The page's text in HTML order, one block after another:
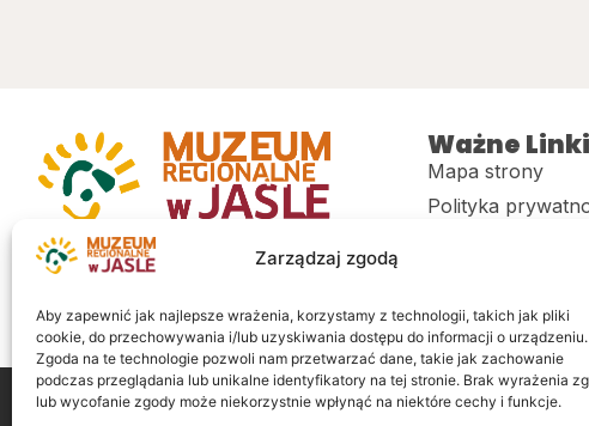
Zarządzaj zgodą
Aby zapewnić jak najlepsze wrażenia, korzystamy z technologii, takich jak pliki
cookie, do przechowywania i/lub uzyskiwania dostępu do informacji o urządzeniu.
Zgoda na te technologie pozwoli nam przetwarzać dane, takie jak zachowanie
podczas przeglądania lub unikalne identyfikatory na tej stronie. Brak wyrażenia
lub wycofanie zgody może niekorzystnie wpłynąć na niektóre cechy i funkcje.
Muzeum regionalne w Jaśle im. dr.
Stanisława Kadyiego
Ważne Linki
Mapa strony
Polityka
Sklep
Wszelkie prawa zastrzeżoneRealizacja: LiderOnline